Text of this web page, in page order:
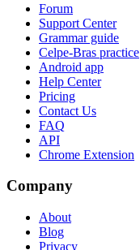
Forum
Support Center
Grammar guide
Celpe-Bras practice
Android app
Help Center
Pricing
Contact Us
FAQ
API
Chrome Extension
Company
About
Blog
Privacy